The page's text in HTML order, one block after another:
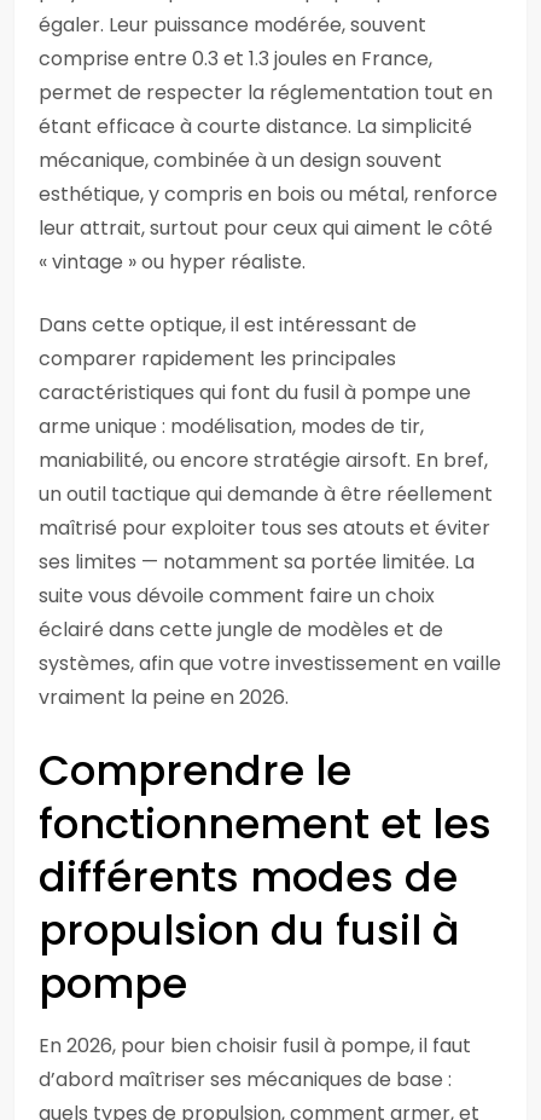
égaler. Leur puissance modérée, souvent
comprise entre 0.3 et 1.3 joules en France,
permet de respecter la réglementation tout en
étant efficace à courte distance. La simplicité
mécanique, combinée à un design souvent
esthétique, y compris en bois ou métal, renforce
leur attrait, surtout pour ceux qui aiment le côté
« vintage » ou hyper réaliste.
Dans cette optique, il est intéressant de
comparer rapidement les principales
caractéristiques qui font du fusil à pompe une
arme unique : modélisation, modes de tir,
maniabilité, ou encore stratégie airsoft. En bref,
un outil tactique qui demande à être réellement
maîtrisé pour exploiter tous ses atouts et éviter
ses limites — notamment sa portée limitée. La
suite vous dévoile comment faire un choix
éclairé dans cette jungle de modèles et de
systèmes, afin que votre investissement en vaille
vraiment la peine en 2026.
Comprendre le
fonctionnement et les
différents modes de
propulsion du fusil à
pompe
En 2026, pour bien choisir fusil à pompe, il faut
d’abord maîtriser ses mécaniques de base :
quels types de propulsion, comment armer, et